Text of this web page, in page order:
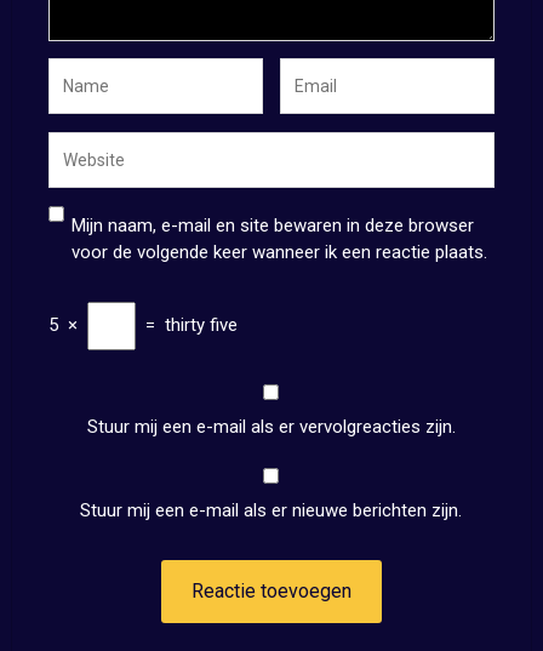
Mijn naam, e-mail en site bewaren in deze browser
voor de volgende keer wanneer ik een reactie plaats.
5 × = thirty five
Stuur mij een e-mail als er vervolgreacties zijn.
Stuur mij een e-mail als er nieuwe berichten zijn.